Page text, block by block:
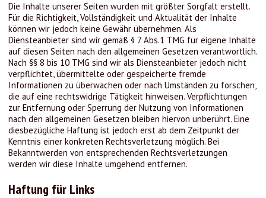
Die Inhalte unserer Seiten wurden mit größter Sorgfalt erstellt.
Für die Richtigkeit, Vollständigkeit und Aktualität der Inhalte
können wir jedoch keine Gewähr übernehmen. Als
Diensteanbieter sind wir gemäß § 7 Abs.1 TMG für eigene Inhalte
auf diesen Seiten nach den allgemeinen Gesetzen verantwortlich.
Nach §§ 8 bis 10 TMG sind wir als Diensteanbieter jedoch nicht
verpflichtet, übermittelte oder gespeicherte fremde
Informationen zu überwachen oder nach Umständen zu forschen,
die auf eine rechtswidrige Tätigkeit hinweisen. Verpflichtungen
zur Entfernung oder Sperrung der Nutzung von Informationen
nach den allgemeinen Gesetzen bleiben hiervon unberührt. Eine
diesbezügliche Haftung ist jedoch erst ab dem Zeitpunkt der
Kenntnis einer konkreten Rechtsverletzung möglich. Bei
Bekanntwerden von entsprechenden Rechtsverletzungen
werden wir diese Inhalte umgehend entfernen.
Haftung für Links